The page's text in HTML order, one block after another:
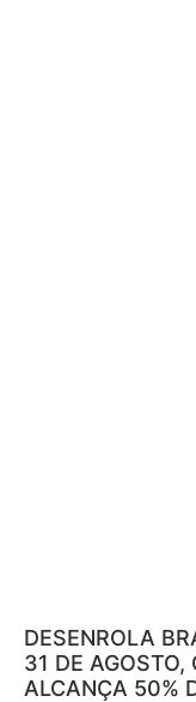
DESENROLA
31 DE AGOSTO,
ALCANÇA 50%